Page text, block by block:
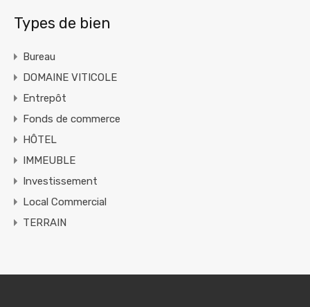
Types de bien
Bureau
DOMAINE VITICOLE
Entrepôt
Fonds de commerce
HÔTEL
IMMEUBLE
Investissement
Local Commercial
TERRAIN